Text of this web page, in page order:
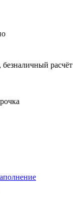
расчёт